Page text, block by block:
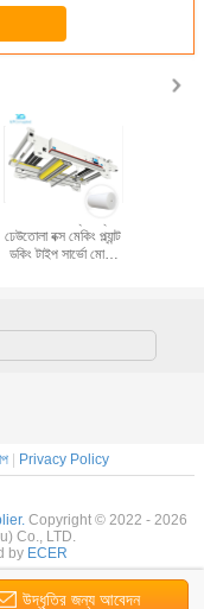
ঢেউতোলা বক্স মেকিং প্ল্যান্ট
ডকিং টাইপ সার্ভো মোটর
উদ্ধৃতির জন্য আবেদন
|
Privacy Policy
Copyright © 2022 - 2026
Co., LTD.
by ECER